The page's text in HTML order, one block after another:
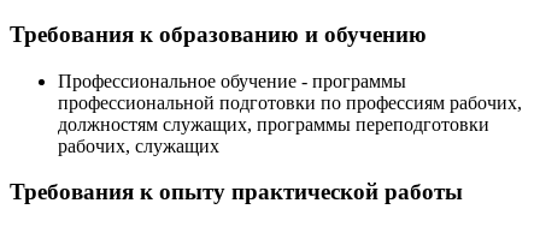
Требования к образованию и обучению
Профессиональное обучение - программы
профессиональной подготовки по профессиям рабочих,
должностям служащих, программы переподготовки
рабочих, служащих
Требования к опыту практической работы